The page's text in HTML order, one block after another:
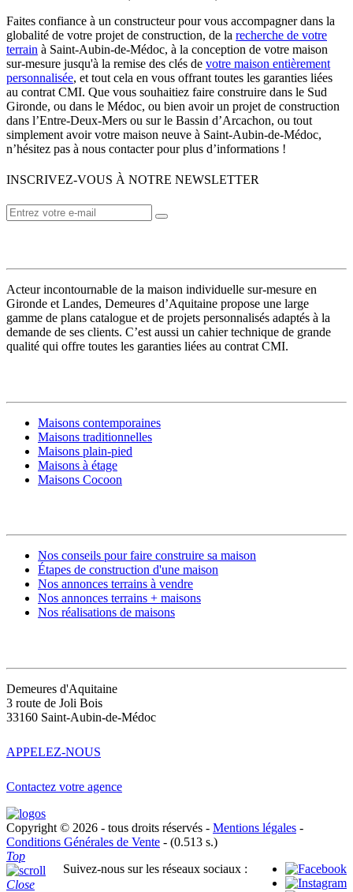
Faites confiance à un constructeur pour vous accompagner dans la
globalité de votre projet de construction, de la recherche de votre
terrain à Saint-Aubin-de-Médoc, à la conception de votre maison
sur-mesure jusqu'à la remise des clés de votre maison entièrement
personnalisée, et tout cela en vous offrant toutes les garanties liées
au contrat CMI. Que vous souhaitiez faire construire dans le Sud
Gironde, ou dans le Médoc, ou bien avoir un projet de construction
dans l’Entre-Deux-Mers ou sur le Bassin d’Arcachon, ou tout
simplement avoir votre maison neuve à Saint-Aubin-de-Médoc,
n’hésitez pas à nous contacter pour plus d’informations !
INSCRIVEZ-VOUS À NOTRE NEWSLETTER
Acteur incontournable de la maison individuelle sur-mesure en
Gironde et Landes, Demeures d’Aquitaine propose une large
gamme de plans catalogue et de projets personnalisés adaptés à la
demande de ses clients. C’est aussi un cahier technique de grande
qualité qui offre toutes les garanties liées au contrat CMI.
Maisons contemporaines
Maisons traditionnelles
Maisons plain-pied
Maisons à étage
Maisons Cocoon
Nos conseils pour faire construire sa maison
Étapes de construction d'une maison
Nos annonces terrains à vendre
Nos annonces terrains + maisons
Nos réalisations de maisons
Demeures d'Aquitaine
3 route de Joli Bois
33160 Saint-Aubin-de-Médoc
APPELEZ-NOUS
Contactez votre agence
Copyright © 2026 - tous droits réservés - Mentions légales -
Conditions Générales de Vente - (0.513 s.)
Suivez-nous sur les réseaux sociaux :
Top
Close